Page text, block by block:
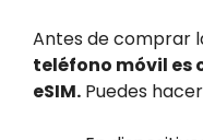
Antes de comprar
teléfono móvil es
eSIM. Puedes